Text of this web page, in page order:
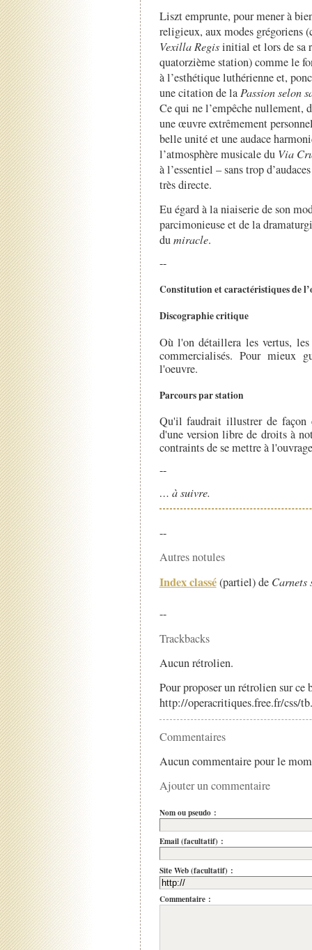
Liszt emprunte, pour mener à
religieux, aux modes grégoriens
Vexilla Regisinitial et lors de sa
quatorzième station) comme le
à l’esthétique luthérienne et,
une citation de la Passion selon
Ce qui ne l’empêche nullement,
une œuvre extrêmement
belle unité et une audace
l’atmosphère musicale du Via
à l’essentiel – sans trop
très directe.
Eu égard à la niaiserie de son
parcimonieuse et de la
dumiracle.
--
Constitution et caractéristiques de
Discographie critique
Où l'on détaillera les vertus,
commercialisés. Pour mieux
l'oeuvre.
Parcours par station
Qu'il faudrait illustrer de façon
d'une version libre de droits à
contraints de se mettre à
--
… à suivre.
--
Autres notules
Index classé(partiel) de Carnets
--
Trackbacks
Aucun rétrolien.
Pour proposer un rétrolien sur
http://operacritiques.free.fr/css/
Commentaires
Aucun commentaire pour le
Ajouter un commentaire
Nom ou pseudo :
Email (facultatif) :
Site Web (facultatif) :
Commentaire :